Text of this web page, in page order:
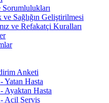
Sorumlulukları
Sağlığın Geliştirilmesi
ve Refakatçi Kuralları
Anketi
Yatan Hasta
Ayaktan Hasta
Acil Servis